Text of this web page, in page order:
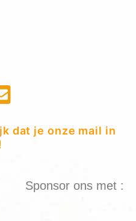
dat je onze mail in
Sponsor ons met :